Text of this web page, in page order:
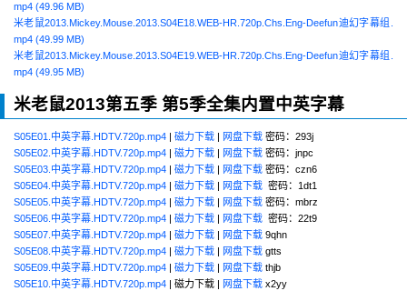
mp4 (49.96 MB)
米老鼠2013.Mickey.Mouse.2013.S04E18.WEB-HR.720p.Chs.Eng-Deefun迪幻字幕组.
mp4 (49.99 MB)
米老鼠2013.Mickey.Mouse.2013.S04E19.WEB-HR.720p.Chs.Eng-Deefun迪幻字幕组.
mp4 (49.95 MB)
米老鼠2013第五季 第5季全集内置中英字幕
S05E01.中英字幕.HDTV.720p.mp4 磁力下载 网盘下载 密码：293j
S05E02.中英字幕.HDTV.720p.mp4
磁力下载 网盘下载 密码：jnpc
S05E03.中英字幕.HDTV.720p.mp4
磁力下载 网盘下载 密码：czn6
S05E04.中英字幕.HDTV.720p.mp4
磁力下载 网盘下载 密码：1dt1
S05E05.中英字幕.HDTV.720p.mp4
磁力下载 网盘下载 密码：mbrz
S05E06.中英字幕.HDTV.720p.mp4
磁力下载 网盘下载 密码：22t9
S05E07.中英字幕.HDTV.720p.mp4
磁力下载 网盘下载 9qhn
S05E08.中英字幕.HDTV.720p.mp4
磁力下载 网盘下载 gtts
S05E09.中英字幕.HDTV.720p.mp4
磁力下载 网盘下载 thjb
S05E10.中英字幕.HDTV.720p.mp4 | 磁力下载 | 网盘下载 x2yy